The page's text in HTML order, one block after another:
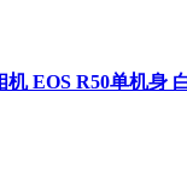
EOS R50单机身